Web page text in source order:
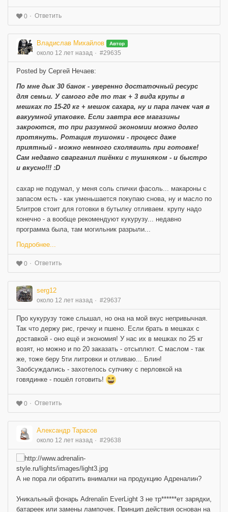
0 Ответить
Владислав Михайлов Автор
около 12 лет назад #29635
Posted by Сергей Нечаев:
По мне дык 30 банок - уверенно достаточный ресурс
для семьи. У самого где то так + 3 вида крупы в
мешках по 15-20 кг + мешок сахара, ну и пара пачек чая в
вакуумной упаковке. Если завтра все магазины
закроются, то при разумной экономии можно долго
протянуть. Ротация тушонки - процесс даже
приятный - можно немного схолявить при готовке!
Сам недавно сварганил пшёнки с тушняком - и быстро
и вкусно!!! :D
сахар не подумал, у меня соль спички фасоль... макароны с
запасом есть - как уменьшается покупаю снова, ну и масло по
5литров стоит для готовки в бутылку отливаем. крупу надо
конечно - а вообще рекомендуют кукурузу... недавно
программа была, там могильник разрыли...
Подробнее...
0 Ответить
serg12
около 12 лет назад #29637
Про кукурузу тоже слышал, но она на мой вкус непривычная.
Так что держу рис, гречку и пшено. Если брать в мешках с
доставкой - оно ещё и экономия! У нас их в мешках по 25 кг
возят, но можно и по 20 заказать - отсыплют. С маслом - так
же, тоже беру 5ти литровки и отливаю... Блин!
Заобсуждались - захотелось супчику с перловкой на
говядинке - пошёл готовить!
0 Ответить
Александр Тарасов
около 12 лет назад #29638
А не пора ли обратить внималки на продукцию Адреналин?
Уникальный фонарь Adrenalin EverLight 3 не тр******ет зарядки,
батареек или замены лампочек. Принцип действия основан на